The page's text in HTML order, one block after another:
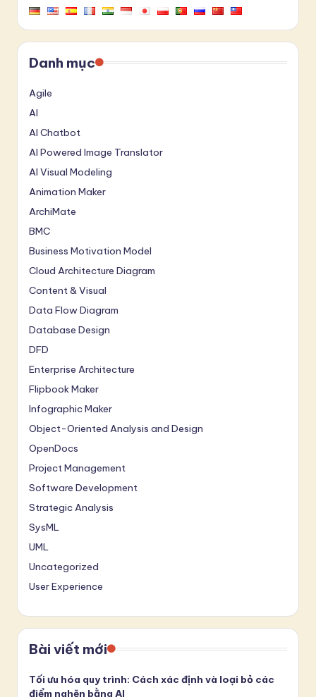
Danh mục
Agile
AI
AI Chatbot
AI Powered Image Translator
AI Visual Modeling
Animation Maker
ArchiMate
BMC
Business Motivation Model
Cloud Architecture Diagram
Content & Visual
Data Flow Diagram
Database Design
DFD
Enterprise Architecture
Flipbook Maker
Infographic Maker
Object-Oriented Analysis and Design
OpenDocs
Project Management
Software Development
Strategic Analysis
SysML
UML
Uncategorized
User Experience
Bài viết mới
Tối ưu hóa quy trình: Cách xác định và loại bỏ các
điểm nghẽn bằng AI